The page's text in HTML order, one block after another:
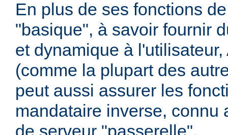
En plus de ses fonctions
"basique", à savoir fournir
et dynamique à
(comme la plupart des
peut aussi assurer les
mandataire inverse, connu
de serveur "passerelle".